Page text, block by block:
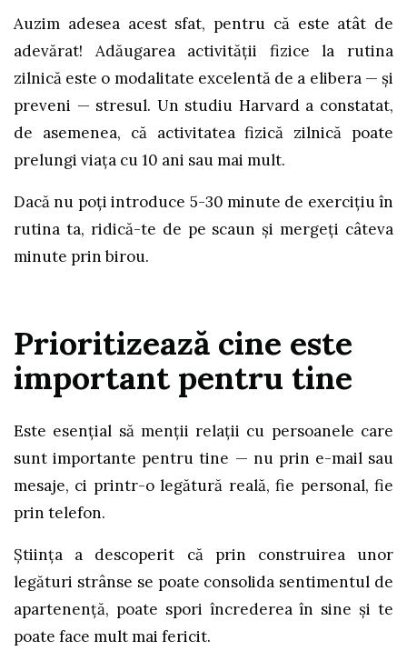
Auzim adesea acest sfat, pentru că este atât de
adevărat! Adăugarea activității fizice la rutina
zilnică este o modalitate excelentă de a elibera — și
preveni — stresul. Un studiu Harvard a constatat,
de asemenea, că activitatea fizică zilnică poate
prelungi viața cu 10 ani sau mai mult.
Dacă nu poți introduce 5-30 minute de exercițiu în
rutina ta, ridică-te de pe scaun și mergeți câteva
minute prin birou.
Prioritizează cine este
important pentru tine
Este esențial să menții relații cu persoanele care
sunt importante pentru tine — nu prin e-mail sau
mesaje, ci printr-o legătură reală, fie personal, fie
prin telefon.
Știința a descoperit că prin construirea unor
legături strânse se poate consolida sentimentul de
apartenență, poate spori încrederea în sine și te
poate face mult mai fericit.